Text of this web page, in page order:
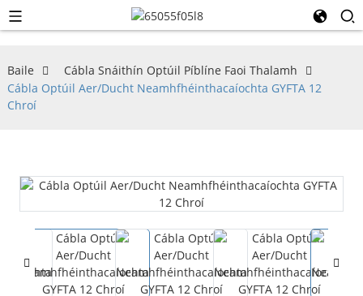
Baile
Cábla Snáithín Optúil Píblíne Faoi Thalamh
Cábla Optúil Aer/Ducht Neamhfhéinthacaíochta GYFTA 12
Chroí